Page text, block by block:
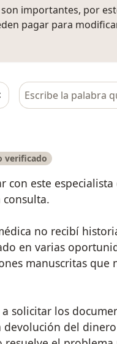
importantes, por
pagar para
Busca en opiniones
verificado
con este
no recibí
en varias
manuscritas que
solicitar los
del